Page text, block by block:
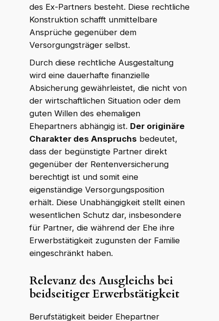
des Ex-Partners besteht. Diese rechtliche
Konstruktion schafft unmittelbare
Ansprüche gegenüber dem
Versorgungsträger selbst.
Durch diese rechtliche Ausgestaltung
wird eine dauerhafte finanzielle
Absicherung gewährleistet, die nicht von
der wirtschaftlichen Situation oder dem
guten Willen des ehemaligen
Ehepartners abhängig ist. Der originäre
Charakter des Anspruchs bedeutet,
dass der begünstigte Partner direkt
gegenüber der Rentenversicherung
berechtigt ist und somit eine
eigenständige Versorgungsposition
erhält. Diese Unabhängigkeit stellt einen
wesentlichen Schutz dar, insbesondere
für Partner, die während der Ehe ihre
Erwerbstätigkeit zugunsten der Familie
eingeschränkt haben.
Relevanz des Ausgleichs bei
beidseitiger Erwerbstätigkeit
Berufstätigkeit beider Ehepartner